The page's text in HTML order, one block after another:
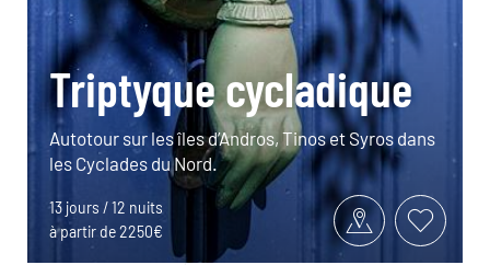
Triptyque cycladique
Autotour sur les îles d’Andros, Tinos et Syros dans
les Cyclades du Nord.
13 jours / 12 nuits
à partir de 2250€